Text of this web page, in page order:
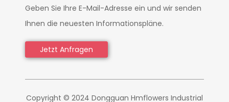
Geben Sie Ihre E-Mail-Adresse ein und wir senden
Ihnen die neuesten Informationspläne.
Jetzt Anfragen
Copyright © 2024 Dongguan Hmflowers Industrial